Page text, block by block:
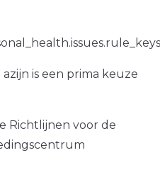
is een prima keuze
Richtlijnen voor de